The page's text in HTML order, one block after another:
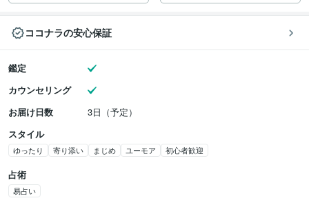
ココナラの安心保証
鑑定
カウンセリング
お届け日数
3日（予定）
スタイル
ゆったり 寄り添い まじめ ユーモア 初心者歓迎
占術
易占い